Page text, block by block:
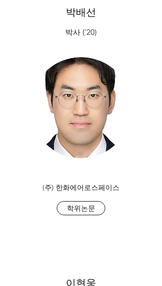
​박배선
박사 ('20)
(주) 한화에어로스페이스
학위논문